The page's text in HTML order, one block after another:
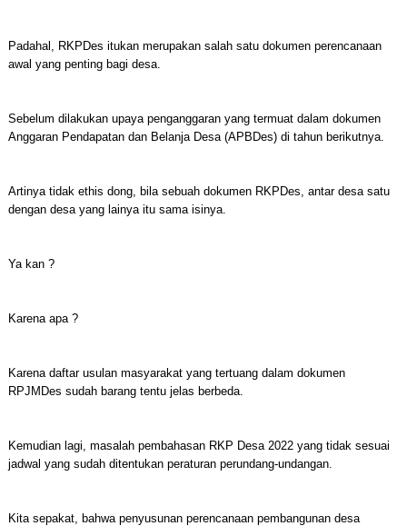
Padahal, RKPDes itukan merupakan salah satu dokumen perencanaan
awal yang penting bagi desa.
Sebelum dilakukan upaya penganggaran yang termuat dalam dokumen
Anggaran Pendapatan dan Belanja Desa (APBDes) di tahun berikutnya.
Artinya tidak ethis dong, bila sebuah dokumen RKPDes, antar desa satu
dengan desa yang lainya itu sama isinya.
Ya kan ?
Karena apa ?
Karena daftar usulan masyarakat yang tertuang dalam dokumen
RPJMDes sudah barang tentu jelas berbeda.
Kemudian lagi, masalah pembahasan RKP Desa 2022 yang tidak sesuai
jadwal yang sudah ditentukan peraturan perundang-undangan.
Kita sepakat, bahwa penyusunan perencanaan pembangunan desa